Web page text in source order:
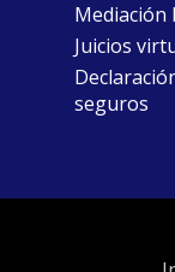
Mediación
Juicios
seguros